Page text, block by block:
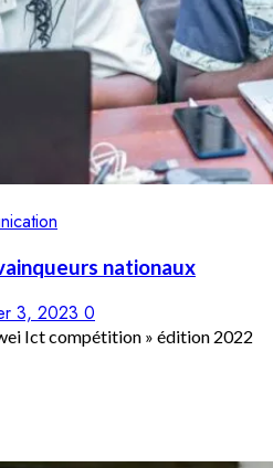
nationaux
3, 2023 0
Ict compétition » édition 2022